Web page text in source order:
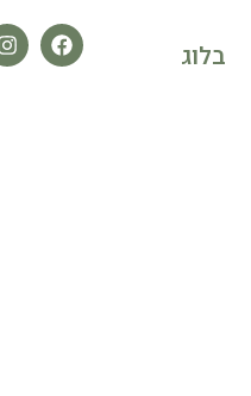
בלוג